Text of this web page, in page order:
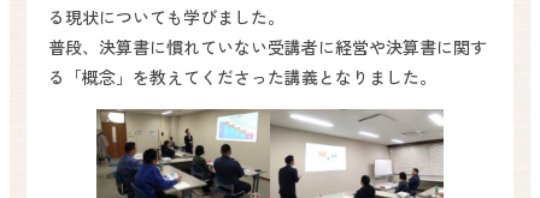
る現状についても学びました。
普段、決算書に慣れていない受講者に経営や決算書に関す
る「概念」を教えてくださった講義となりました。